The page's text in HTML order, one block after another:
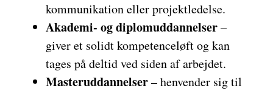
kommunikation eller projektledelse.
Akademi- og diplomuddannelser–
giver et solidt kompetenceløft og kan
tages på deltid ved siden af arbejdet.
Masteruddannelser– henvender sig til